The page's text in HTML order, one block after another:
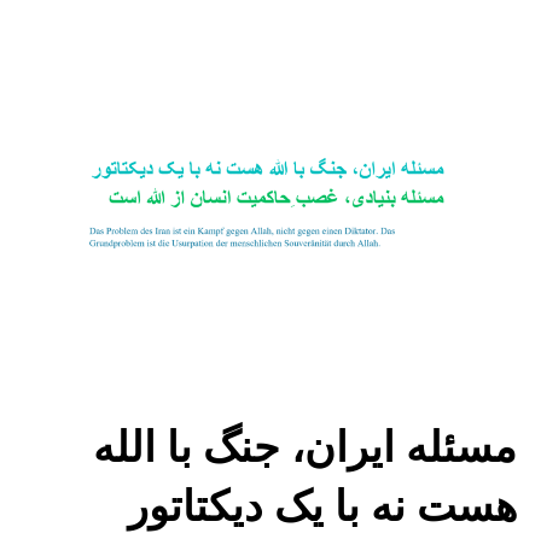
مسئله ایران، جنگ با الله
هست نه با یک دیکتاتور